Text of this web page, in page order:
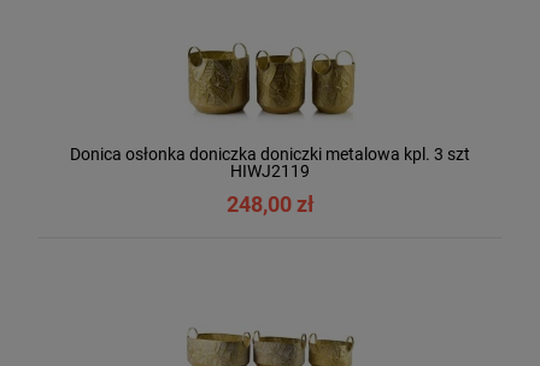
Donica osłonka doniczka doniczki metalowa kpl. 3 szt
HIWJ2119
248,00 zł